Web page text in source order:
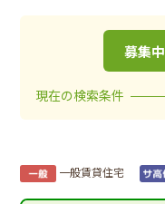
募集中
現在の検索条件
一般賃貸住宅